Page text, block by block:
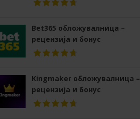
Bet365 обложувалница –
рецензија и бонус
Kingmaker обложувалница –
рецензија и бонус